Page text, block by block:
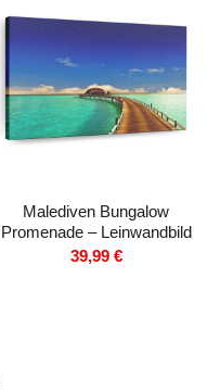
Malediven Bungalow
Promenade – Leinwandbild
39,99 €